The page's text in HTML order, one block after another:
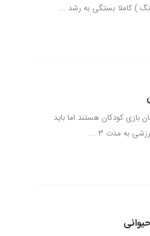
) کاملا بستگی به رشد ...
بازی کودکان هستند اما باید
به مدت 3 ...